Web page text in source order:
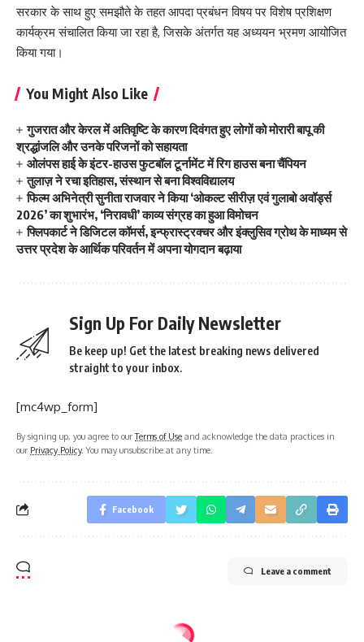
सरकार के साथ हुए समझौते के तहत आपदा प्रबंधन विषय पर विशेष प्रशिक्षण
कार्यक्रम संचालित किया जा रहा है, जिसके अंतर्गत यह अध्ययन भ्रमण आयोजित
किया गया।
You Might Also Like
गुजरात और केरल में अतिवृष्टि के कारण दिवंगत हुए लोगों को मोरारी बापू की
श्रद्धांजलि और उनके परिजनों को सहायता
ओलंपस हाई के इंटर-हाउस फुटबॉल टूर्नामेंट में रिग हाउस बना चैंपियन
तुलाज़ ने रचा इतिहास, संस्थान से बना विश्वविद्यालय
फिल्म अभिनेत्री सुनीता राजवार ने किया ‘ओकल्ट सीरीज़ एवं गुलाबो अवॉर्ड्स
2026’ का शुभारंभ, ‘निरावधी’ काव्य संग्रह का हुआ विमोचन
फ्लिपकार्ट ने डिजिटल कॉमर्स, इन्फ्रास्ट्रक्चर और इंक्लुसिव ग्रोथ के माध्यम से
उत्तर प्रदेश के आर्थिक परिवर्तन में अपना योगदान बढ़ाया
Sign Up For Daily Newsletter
Be keep up! Get the latest breaking news delivered
straight to your inbox.
[mc4wp_form]
By signing up, you agree to ourTerms of Use and acknowledge the data practices in
our Privacy Policy. You may unsubscribe at any time.
Facebook
Leave a comment